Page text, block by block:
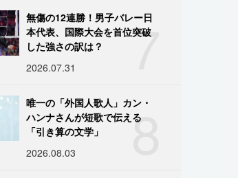
7
無傷の12連勝！男子バレー日
本代表、国際大会を首位突破
した強さの訳は？
2026.07.31
8
唯一の「外国人歌人」カン・
ハンナさんが短歌で伝える
「引き算の文学」
2026.08.03